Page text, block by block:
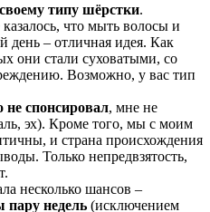
типу шёрстки.
что мыть волосы и
– отличная идея. Как
они стали суховатыми, со
Возможно, у вас тип
не спонсировал, мне не
эх). Кроме того, мы с моим
и страна происхождения
Только непредвзятость,
несколько шансов –
пару недель (исключением